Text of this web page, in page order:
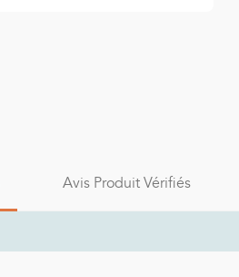
Avis Produit Vérifiés